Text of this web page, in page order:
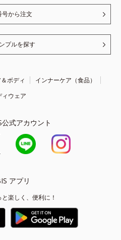
号から注文
プルを探す
ボディ
インナーケア（食品）
ィウェア
式アカウント
アプリ
楽しく、便利に！